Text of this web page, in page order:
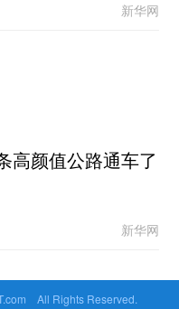
新华网
高颜值公路通车了
新华网
All Rights Reserved.